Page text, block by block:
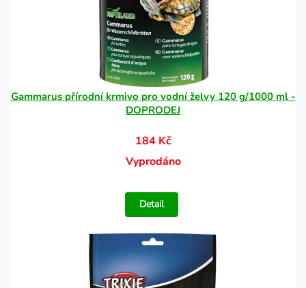
Gammarus přírodní krmivo pro vodní želvy 120 g/1000 ml -
DOPRODEJ
184 Kč
Vyprodáno
Detail